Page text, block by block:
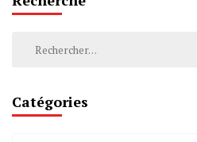
Rechercher :
Catégories